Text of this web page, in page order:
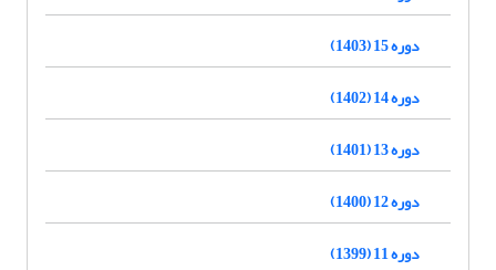
دوره 15 (1403)
دوره 14 (1402)
دوره 13 (1401)
دوره 12 (1400)
دوره 11 (1399)